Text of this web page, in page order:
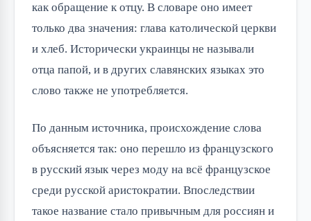
как обращение к отцу. В словаре оно имеет
только два значения: глава католической церкви
и хлеб. Исторически украинцы не называли
отца папой, и в других славянских языках это
слово также не употребляется.
По данным источника, происхождение слова
объясняется так: оно перешло из французского
в русский язык через моду на всё французское
среди русской аристократии. Впоследствии
такое название стало привычным для россиян и